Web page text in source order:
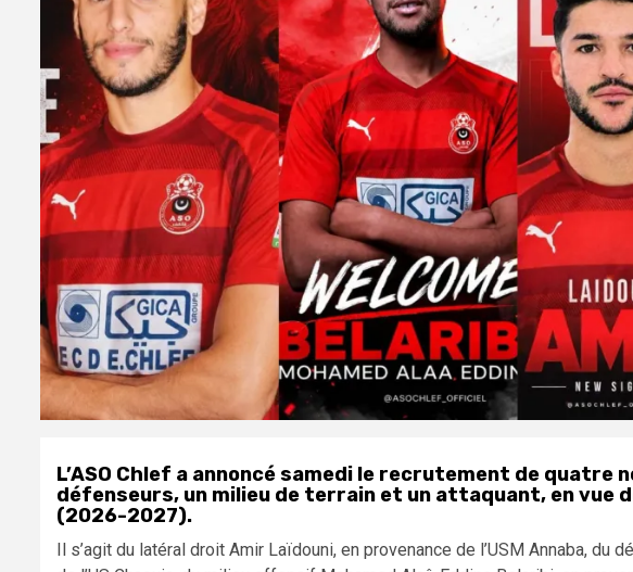
L’ASO Chlef a annoncé samedi le recrutement de quatre
défenseurs, un milieu de terrain et un attaquant, en vue
(2026-2027).
Il s’agit du latéral droit Amir Laïdouni, en provenance de l’USM Annaba, du